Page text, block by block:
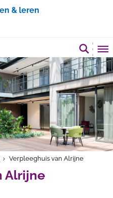
& leren
Verpleeghuis van Alrijne
Alrijne